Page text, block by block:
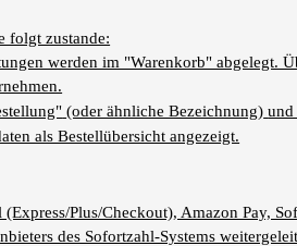
folgt zustande:
werden im "Warenkorb" abgelegt.
(oder ähnliche Bezeichnung) und
als Bestellübersicht angezeigt.
Plus/Checkout), Amazon Pay,
des Sofortzahl-Systems